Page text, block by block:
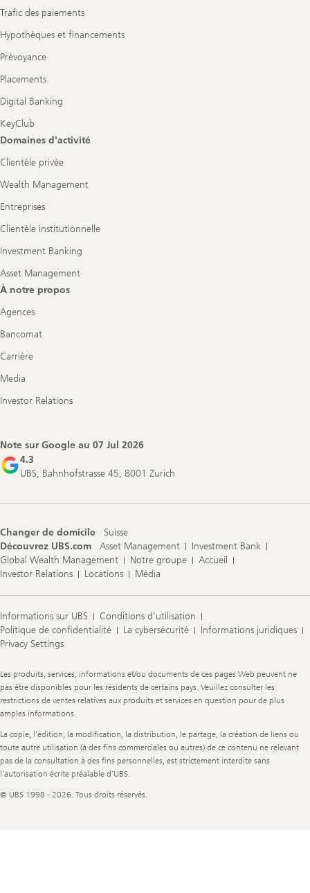
Trafic des paiements
Hypothèques et financements
Prévoyance
Placements
Digital Banking
KeyClub
Domaines d'activité
Clientèle privée
Wealth Management
Entreprises
Clientèle institutionnelle
Investment Banking
Asset Management
À notre propos
Agences
Bancomat
Carrière
Media
Investor Relations
Note sur Google au 07 Jul 2026
4.3
UBS, Bahnhofstrasse 45, 8001 Zurich
Changer de domicile
Suisse
Découvrez UBS.com
Asset Management
Investment Bank
Global Wealth Management
Notre groupe
Accueil
Investor Relations
Locations Média
Informations sur UBS
Conditions d'utilisation
Politique de confidentialité
La cybersécurité
Informations juridiques
Privacy Settings
Legal
Information
Les produits, services, informations et/ou documents de ces pages Web peuvent ne
pas être disponibles pour les résidents de certains pays. Veuillez consulter les
restrictions de ventes relatives aux produits et services en question pour de plus
amples informations.
La copie, l'édition, la modification, la distribution, le partage, la création de liens ou
toute autre utilisation (à des fins commerciales ou autres) de ce contenu ne relevant
pas de la consultation à des fins personnelles, est strictement interdite sans
l'autorisation écrite préalable d'UBS.
© UBS 1998 - 2026. Tous droits réservés.